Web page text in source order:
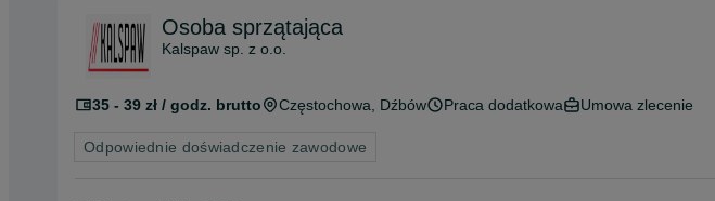
Osoba sprzątająca
Kalspaw sp. z o.o.
35 - 39 zł / godz. brutto Częstochowa , Dźbów Praca dodatkowa Umowa zlecenie
Odpowiednie doświadczenie zawodowe